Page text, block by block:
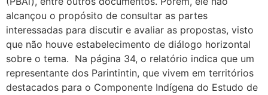
alcançou o propósito de consultar as partes
interessadas para discutir e avaliar as propostas, visto
que não houve estabelecimento de diálogo horizontal
sobre o tema. Na página 34, o relatório indica que um
representante dos Parintintin, que vivem em territórios
destacados para o Componente Indígena do Estudo de